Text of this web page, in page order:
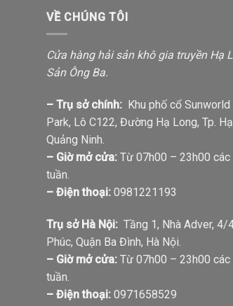
VỀ CHÚNG TÔI
Cửa hàng hải sản khô gia truyền Hạ
Sản Ông Ba.
– Trụ sở chính:Khu phố cổ Sunworld
Park, Lô C122, Đường Hạ Long, Tp.
Quảng Ninh.
– Giờ mở cửa:Từ 07h00 – 23h00 các
tuần.
– Điện thoại:0981221193
Trụ sở Hà Nội:Tầng 1, Nhà Adver, 4/
Phúc, Quận Ba Đình, Hà Nội.
– Giờ mở cửa:Từ 07h00 – 23h00 các
tuần.
– Điện thoại:0971658529